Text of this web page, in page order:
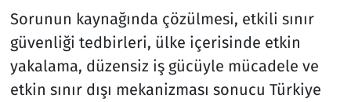
Sorunun kaynağında çözülmesi, etkili sınır
güvenliği tedbirleri, ülke içerisinde etkin
yakalama, düzensiz iş gücüyle mücadele ve
etkin sınır dışı mekanizması sonucu Türkiye
Televizyon